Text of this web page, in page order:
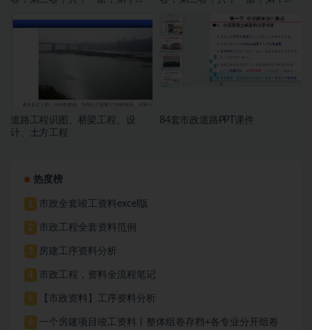
道路工程识图、桥梁工程、设
计、土方工程
84套市政道路PPT课件
热度榜
1 市政全套竣工资料excel版
2 市政工程全套资料范例
3 房建工序资料分析
4 市政工程，资料全流程笔记
5 【市政资料】工序资料分析
6
一个房建项目竣工资料丨整体组卷存档+各专业分开组卷